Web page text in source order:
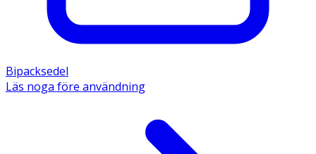
Bipacksedel
Läs noga före användning